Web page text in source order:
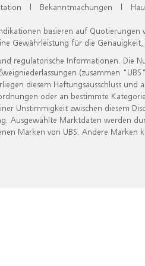
| Bekanntmachungen |
basieren auf
Gewährleistung für die
regulatorische Informationen. Die
(zusammen
diesem Haftungsausschluss
oder an bestimmte
Unstimmigkeit zwischen diesem
Ausgewählte Marktdaten werden
Marken von UBS. Andere Marken